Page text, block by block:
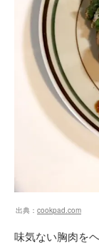
出典： cookpad.com
味気ない胸肉を